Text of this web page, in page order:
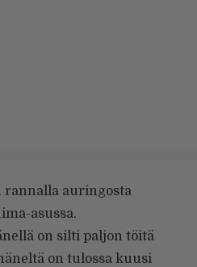
rannalla auringosta
asussa.
on silti paljon töitä
on tulossa kuusi